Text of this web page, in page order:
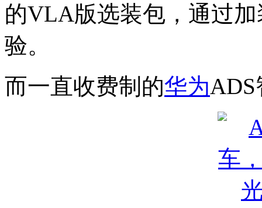
的VLA版选装包，通过
验。
而一直收费制的华为